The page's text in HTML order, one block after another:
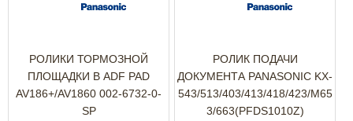
РОЛИКИ ТОРМОЗНОЙ
ПЛОЩАДКИ В ADF PAD
AV186+/AV1860 002-6732-0-
SP
РОЛИК ПОДАЧИ
ДОКУМЕНТА PANASONIC KX-
543/513/403/413/418/423/M65
3/663(PFDS1010Z)